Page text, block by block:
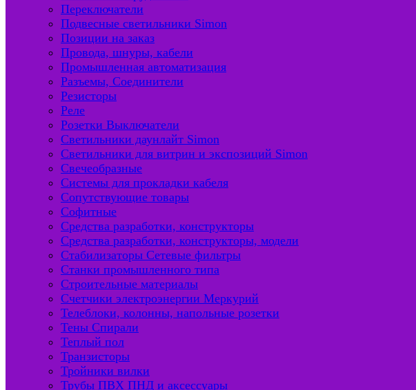
Переключатели
Подвесные светильники Simon
Позиции на заказ
Провода, шнуры, кабели
Промышленная автоматизация
Разъемы, Соединители
Резисторы
Реле
Розетки Выключатели
Светильники даунлайт Simon
Светильники для витрин и экспозиций Simon
Свечеобразные
Системы для прокладки кабеля
Сопутствующие товары
Софитные
Средства разработки, конструкторы
Средства разработки, конструкторы, модели
Стабилизаторы Сетевые фильтры
Станки промышленного типа
Строительные материалы
Счетчики электроэнергии Меркурий
Телеблоки, колонны, напольные розетки
Тены Спирали
Теплый пол
Транзисторы
Тройники вилки
Трубы ПВХ ПНД и аксессуары